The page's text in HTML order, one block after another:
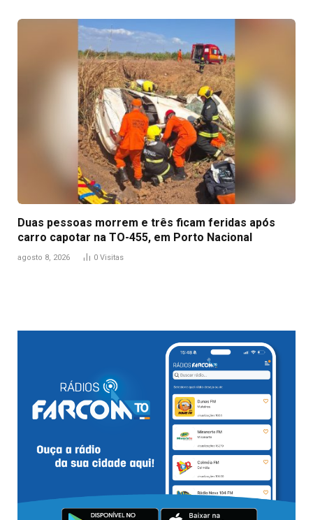
Duas pessoas morrem e três ficam feridas após
carro capotar na TO-455, em Porto Nacional
agosto 8, 2026 0 Visitas